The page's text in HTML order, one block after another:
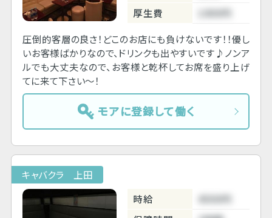
厚生費
1000円
圧倒的客層の良さ！どこのお店にも負けないです！！優し
いお客様ばかりなので、ドリンクも出やすいです♪ノンア
ルでも大丈夫なので、お客様と乾杯してお席を盛り上げ
てに来て下さい～！
モアに登録して働く
キャバクラ 上田
時給
4500円